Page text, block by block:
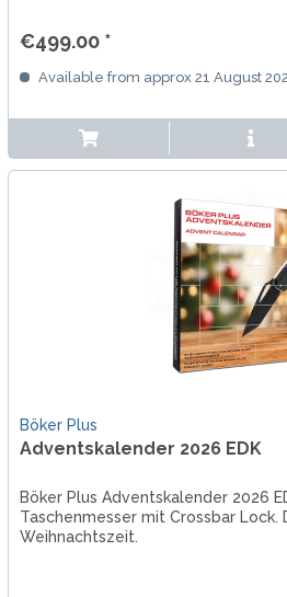
€499.00 *
Available from approx 21 August
Böker Plus
Adventskalender 2026 EDK
Böker Plus Adventskalender 2026
Taschenmesser mit Crossbar Lock.
Weihnachtszeit.